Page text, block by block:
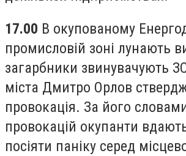
17.00 В окупованому
промисловій зоні лунають
загарбники звинувачують
міста Дмитро Орлов
провокація. За його
провокацій окупанти
посіяти паніку серед